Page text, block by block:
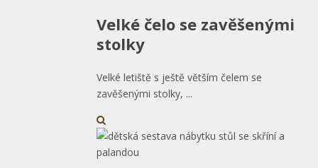
Velké čelo se zavěšenými
stolky
Velké letiště s ještě větším čelem se
zavěšenými stolky, ...